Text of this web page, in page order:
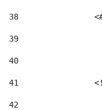
38
39
40
41
42